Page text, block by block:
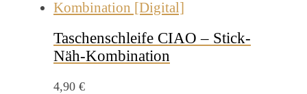
Taschenschleife CIAO – Stick-
Näh-Kombination
4,90 €